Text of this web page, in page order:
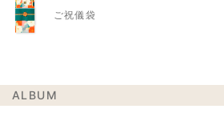
ご祝儀袋
ALBUM